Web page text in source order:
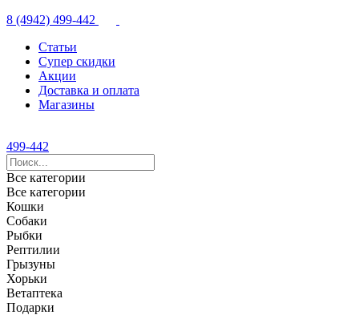
8 (4942) 499-442
Статьи
Супер скидки
Акции
Доставка и оплата
Магазины
499-442
Все категории
Все категории
Кошки
Собаки
Рыбки
Рептилии
Грызуны
Хорьки
Ветаптека
Подарки